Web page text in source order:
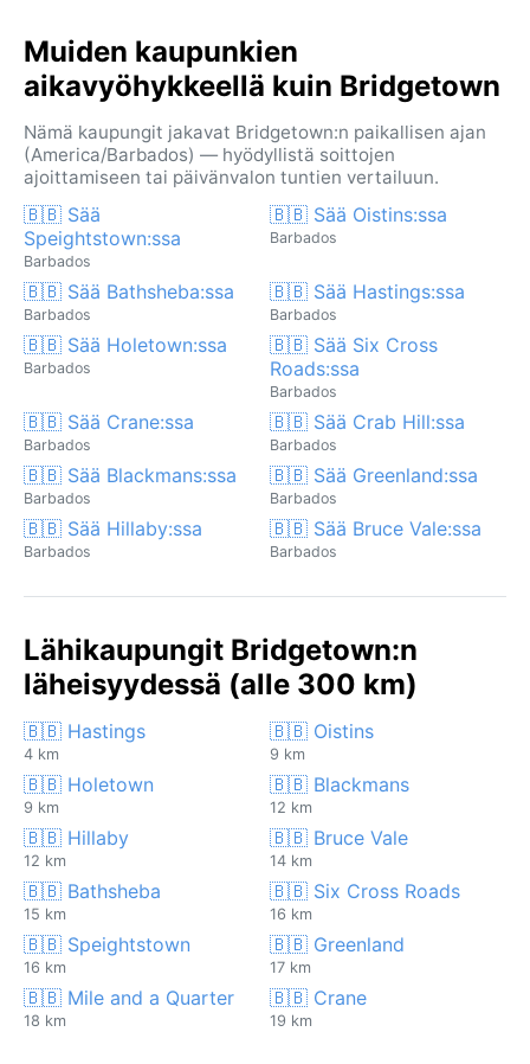
Muiden kaupunkien
aikavyöhykkeellä kuin Bridgetown
Nämä kaupungit jakavat Bridgetown:n paikallisen ajan
(America/Barbados) — hyödyllistä soittojen
ajoittamiseen tai päivänvalon tuntien vertailuun.
🇧🇧 Sää
Speightstown:ssa
Barbados
🇧🇧 Sää Oistins:ssa
Barbados
🇧🇧 Sää Bathsheba:ssa
Barbados
🇧🇧 Sää Hastings:ssa
Barbados
🇧🇧 Sää Holetown:ssa
Barbados
🇧🇧 Sää Six Cross
Roads:ssa
Barbados
🇧🇧 Sää Crane:ssa
Barbados
🇧🇧 Sää Crab Hill:ssa
Barbados
🇧🇧 Sää Blackmans:ssa
Barbados
🇧🇧 Sää Greenland:ssa
Barbados
🇧🇧 Sää Hillaby:ssa
Barbados
🇧🇧 Sää Bruce Vale:ssa
Barbados
Lähikaupungit Bridgetown:n
läheisyydessä (alle 300 km)
🇧🇧 Hastings
4 km
🇧🇧 Oistins
9 km
🇧🇧 Holetown
9 km
🇧🇧 Blackmans
12 km
🇧🇧 Hillaby
12 km
🇧🇧 Bruce Vale
14 km
🇧🇧 Bathsheba
15 km
🇧🇧 Six Cross Roads
16 km
🇧🇧 Speightstown
16 km
🇧🇧 Greenland
17 km
🇧🇧 Mile and a Quarter
18 km
🇧🇧 Crane
19 km